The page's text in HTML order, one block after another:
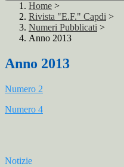
Home >
Rivista "E.F." Capdi >
Numeri Pubblicati >
Anno 2013
Anno 2013
Numero 2
Numero 4
Notizie